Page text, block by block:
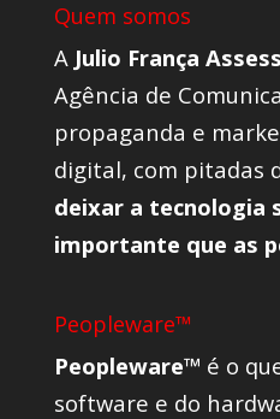
Quem somos
A Julio França
Agência de
propaganda e
digital, com pitadas
deixar a tecnologia
importante que as
Peopleware™
Peopleware™ é o
software e do